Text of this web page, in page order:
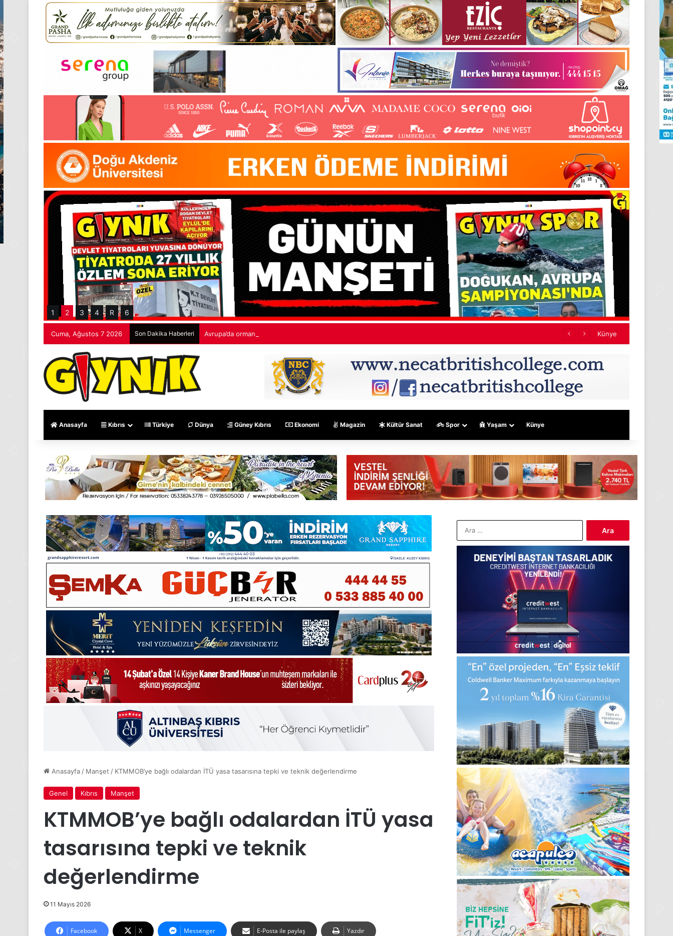
1 2 3 4 R 6
Cuma, Ağustos 7 2026 Son Dakika Haberleri Avrupa’da orman yangınları: “530 bin hektardan fazla alan kaybedildi” Künye
Anasayfa Kıbrıs Türkiye Dünya Güney Kıbrıs Ekonomi Magazin Kültür Sanat Spor Yaşam Künye
Anasayfa / Manşet / KTMMOB’ye bağlı odalardan İTÜ yasa tasarısına tepki ve teknik değerlendirme
Genel Kıbrıs Manşet
KTMMOB’ye bağlı odalardan İTÜ yasa
tasarısına tepki ve teknik
değerlendirme
11 Mayıs 2026
Facebook X Messenger E-Posta ile paylaş Yazdır